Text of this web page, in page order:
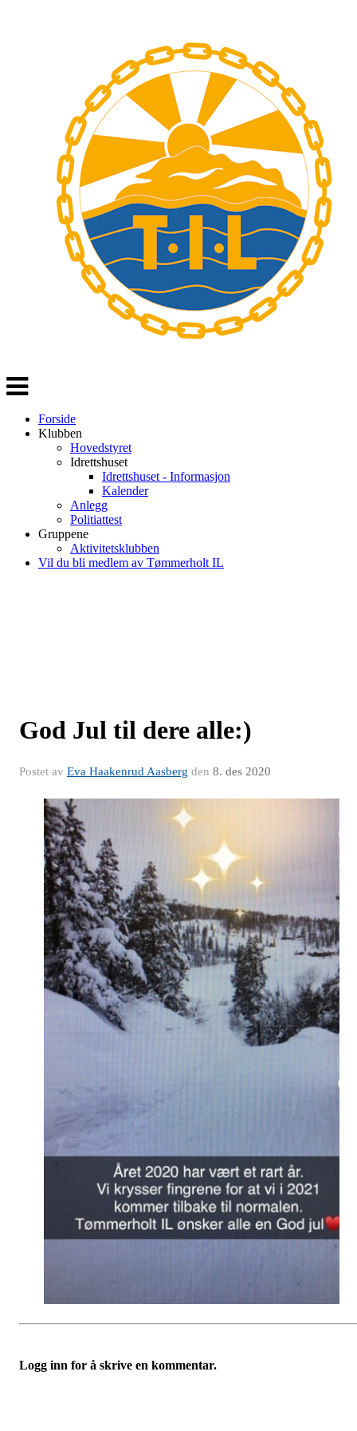
Veksle
navigasjon
Forside
Klubben
Hovedstyret
Idrettshuset
Idrettshuset - Informasjon
Kalender
Anlegg
Politiattest
Gruppene
Aktivitetsklubben
Vil du bli medlem av Tømmerholt IL
God Jul til dere alle:)
Postet av Eva Haakenrud Aasberg den 8. des 2020
Logg inn for å skrive en kommentar.